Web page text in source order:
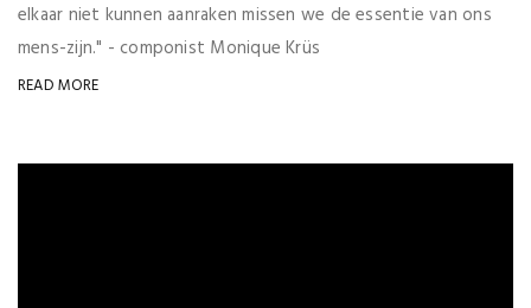
elkaar niet kunnen aanraken missen we de essentie van ons
mens-zijn." - componist Monique Krüs
READ MORE